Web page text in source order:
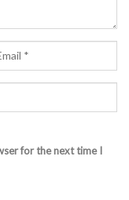
for the next time I